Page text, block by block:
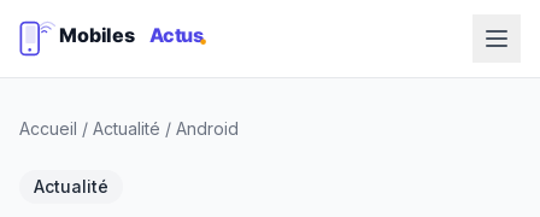
Accueil / Actualité / Android
Actualité